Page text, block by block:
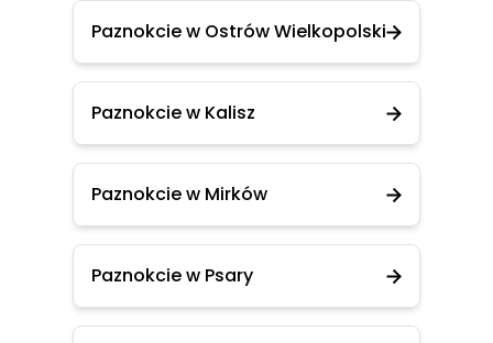
Paznokcie w Ostrów Wielkopolski
Paznokcie w Kalisz
Paznokcie w Mirków
Paznokcie w Psary